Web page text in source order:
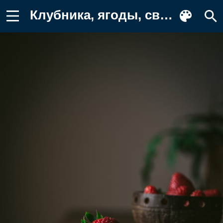
Клубника, ягоды, свежий Обои для телефона